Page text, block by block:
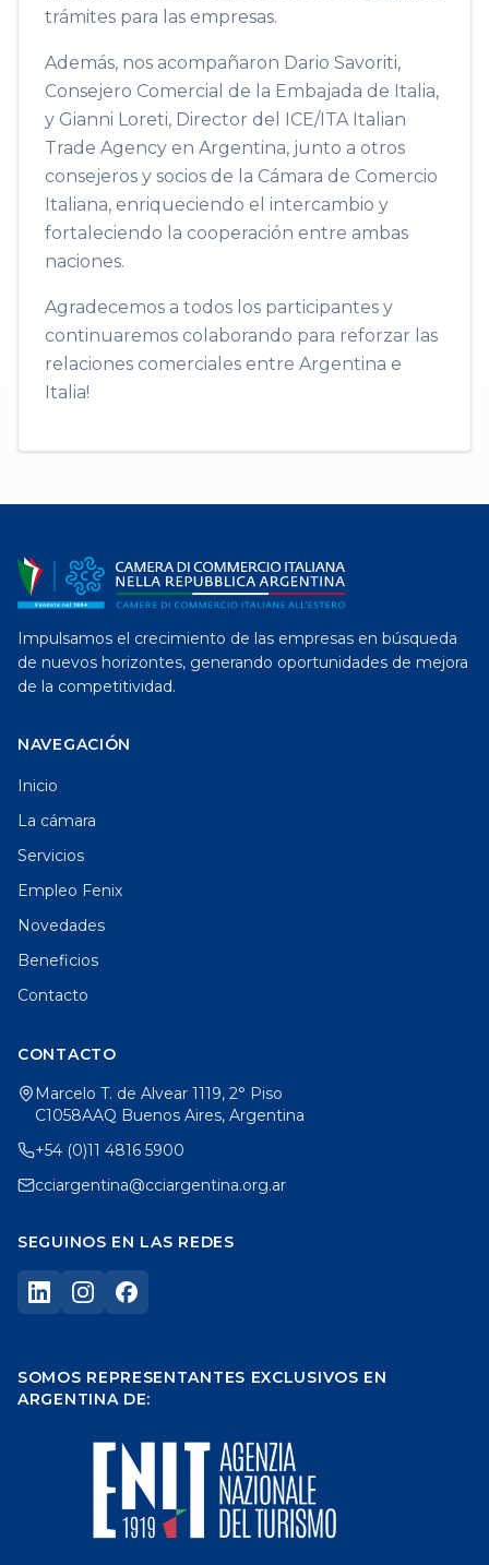
trámites para las empresas.
Además, nos acompañaron Dario Savoriti,
Consejero Comercial de la Embajada de Italia,
y Gianni Loreti, Director del ICE/ITA Italian
Trade Agency en Argentina, junto a otros
consejeros y socios de la Cámara de Comercio
Italiana, enriqueciendo el intercambio y
fortaleciendo la cooperación entre ambas
naciones.
Agradecemos a todos los participantes y
continuaremos colaborando para reforzar las
relaciones comerciales entre Argentina e
Italia!
Impulsamos el crecimiento de las empresas en búsqueda
de nuevos horizontes, generando oportunidades de mejora
de la competitividad.
NAVEGACIÓN
Inicio
La cámara
Servicios
Empleo Fenix
Novedades
Beneficios
Contacto
CONTACTO
Marcelo T. de Alvear 1119, 2° Piso
C1058AAQ Buenos Aires, Argentina
+54 (0)11 4816 5900
cciargentina@cciargentina.org.ar
SEGUINOS EN LAS REDES
SOMOS REPRESENTANTES EXCLUSIVOS EN
ARGENTINA DE: